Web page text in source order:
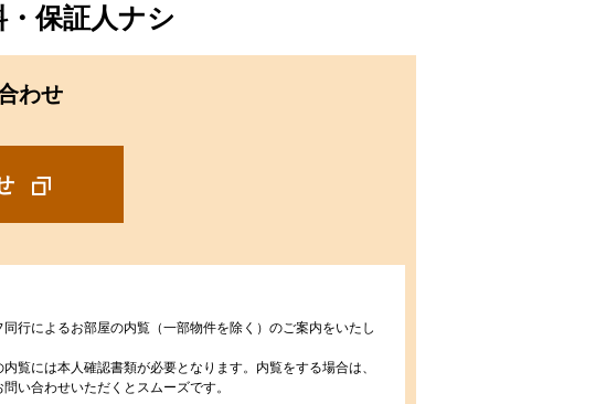
保証人ナシ
わせ
行によるお部屋の内覧（一部物件を除く）のご案内をいたし
覧には本人確認書類が必要となります。内覧をする場合は、
い合わせいただくとスムーズです。